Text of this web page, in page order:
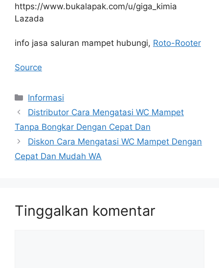
https://www.bukalapak.com/u/giga_kimia
Lazada
info jasa saluran mampet hubungi, Roto-Rooter
Source
Kategori
Informasi
Distributor Cara Mengatasi WC Mampet
Tanpa Bongkar Dengan Cepat Dan
Diskon Cara Mengatasi WC Mampet Dengan
Cepat Dan Mudah WA
Tinggalkan komentar